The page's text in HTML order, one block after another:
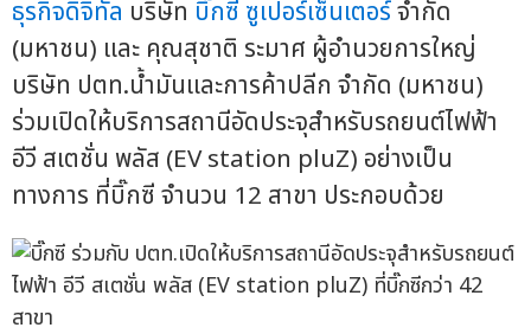
ธุรกิจดิจิทัล บริษัท บิ๊กซี ซูเปอร์เซ็นเตอร์จำกัด
(มหาชน) และ คุณสุชาติ ระมาศ ผู้อำนวยการใหญ่
บริษัท ปตท.น้ำมันและการค้าปลีก จำกัด (มหาชน)
ร่วมเปิดให้บริการสถานีอัดประจุสำหรับรถยนต์ไฟฟ้า
อีวี สเตชั่น พลัส (EV station pluZ) อย่างเป็น
ทางการ ที่บิ๊กซี จำนวน 12 สาขา ประกอบด้วย